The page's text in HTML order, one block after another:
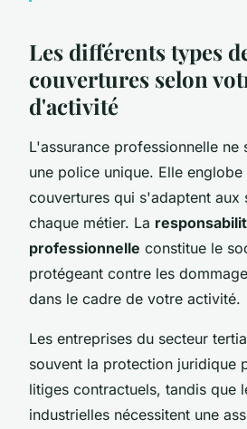
Les différents types
couvertures selon
d'activité
L'assurance professionnelle ne
une police unique. Elle
couvertures qui s'adaptent aux
chaque métier. La
professionnelle constitue le
protégeant contre les
dans le cadre de votre activité.
Les entreprises du secteur
souvent la protection juridique
litiges contractuels, tandis que
industrielles nécessitent une